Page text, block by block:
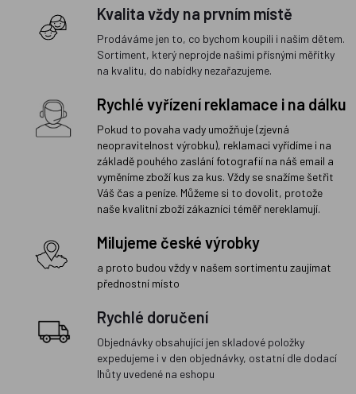
Kvalita vždy na prvním místě
Prodáváme jen to, co bychom koupili i našim dětem.
Sortiment, který neprojde našimi přísnými měřítky
na kvalitu, do nabídky nezařazujeme.
Rychlé vyřízení reklamace i na dálku
Pokud to povaha vady umožňuje (zjevná
neopravitelnost výrobku), reklamaci vyřídíme i na
základě pouhého zaslání fotografií na náš email a
vyměníme zboží kus za kus. Vždy se snažíme šetřit
Váš čas a peníze. Můžeme si to dovolit, protože
naše kvalitní zboží zákazníci téměř nereklamují.
Milujeme české výrobky
a proto budou vždy v našem sortimentu zaujímat
přednostní místo
Rychlé doručení
Objednávky obsahující jen skladové položky
expedujeme i v den objednávky, ostatní dle dodací
lhůty uvedené na eshopu